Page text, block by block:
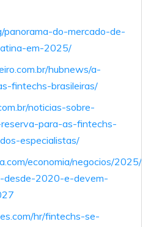
panorama-do-mercado-de-
em-2025/
hubnews/a-
fintechs-brasileiras/
noticias-sobre-
para-as-fintechs-
especialistas/
economia/negocios/2025/
desde-2020-e-devem-
hr/fintechs-se-